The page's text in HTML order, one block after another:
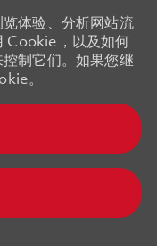
体验、分析网站流
Cookie，以及如何
制它们。如果您继
。